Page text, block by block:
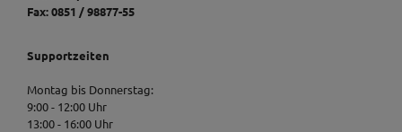
Fax: 0851 / 98877-55
Supportzeiten
Montag bis Donnerstag:
9:00 - 12:00 Uhr
13:00 - 16:00 Uhr